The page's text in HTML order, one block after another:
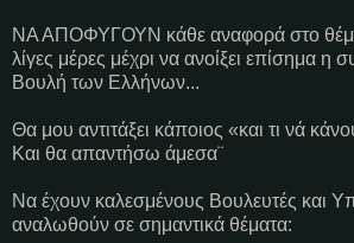
ΝΑ ΑΠΟΦΥΓΟΥΝ κάθε αναφορά στο
λίγες μέρες μέχρι να ανοίξει επίσημα η
Βουλή των Ελλήνων...
Θα μου αντιτάξει κάποιος «και τι νά
Και θα απαντήσω άμεσα¨
Να έχουν καλεσμένους Βουλευτές και
αναλωθούν σε σημαντικά θέματα: